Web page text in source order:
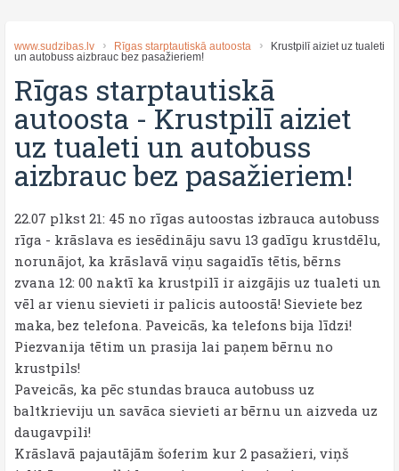
www.sudzibas.lv Rīgas starptautiskā autoosta
Krustpilī aiziet uz tualeti
un autobuss aizbrauc bez pasažieriem!
Rīgas starptautiskā
autoosta -Krustpilī aiziet
uz tualeti un autobuss
aizbrauc bez pasažieriem!
22.07 plkst 21: 45 no rīgas autoostas izbrauca autobuss
rīga - krāslava es iesēdināju savu 13 gadīgu krustdēlu,
norunājot, ka krāslavā viņu sagaidīs tētis, bērns
zvana 12: 00 naktī ka krustpilī ir aizgājis uz tualeti un
vēl ar vienu sievieti ir palicis autoostā! Sieviete bez
maka, bez telefona. Paveicās, ka telefons bija līdzi!
Piezvanija tētim un prasija lai paņem bērnu no
krustpils!
Paveicās, ka pēc stundas brauca autobuss uz
baltkrieviju un savāca sievieti ar bērnu un aizveda uz
daugavpili!
Krāslavā pajautājām šoferim kur 2 pasažieri, viņš